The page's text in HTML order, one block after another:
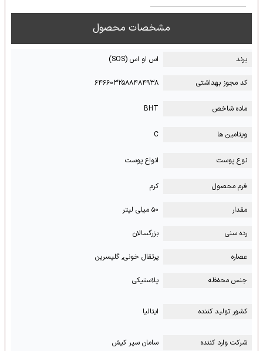
مشخصات محصول
برند اس او اس (SOS)
کد مجوز بهداشتی ۶۴۶۶۰۳۲۵۸۸۴۸۴۹۳۸
ماده شاخص BHT
ویتامین ها C
نوع پوست انواع پوست
فرم محصول کرم
مقدار ۵۰ میلی لیتر
رده سنی بزرگسالان
عصاره پرتقال خونی, گلیسرین
جنس محفظه پلاستیکی
کشور تولید کننده ایتالیا
شرکت وارد کننده سامان سیر کیش